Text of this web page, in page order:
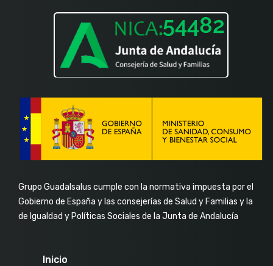
Grupo Guadalsalus cumple con la normativa impuesta por el
Gobierno de España y las consejerías de Salud y Familias y la
de Igualdad y Políticas Sociales de la Junta de Andalucía
Inicio